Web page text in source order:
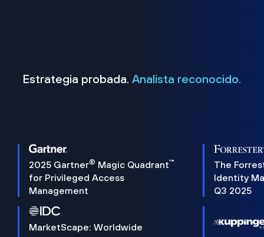
Estrategia probada. Analista reconocido.
2025 Gartner® Magic Quadrant™
for Privileged Access
Management
The
Identity
Q3 2025
MarketScape: Worldwide